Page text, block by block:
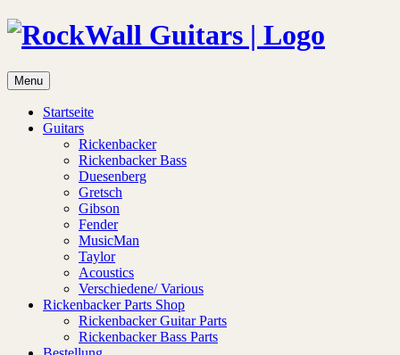
Menu
Startseite
Guitars
Rickenbacker
Rickenbacker Bass
Duesenberg
Gretsch
Gibson
Fender
MusicMan
Taylor
Acoustics
Verschiedene/ Various
Rickenbacker Parts Shop
Rickenbacker Guitar Parts
Rickenbacker Bass Parts